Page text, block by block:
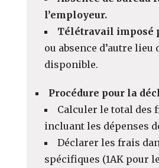
l’employeur.
Télétravail imposé
ou absence d’autre lieu
disponible.
Procédure pour la
Calculer le total des
incluant les dépenses
Déclarer les frais
spécifiques (1AK pour